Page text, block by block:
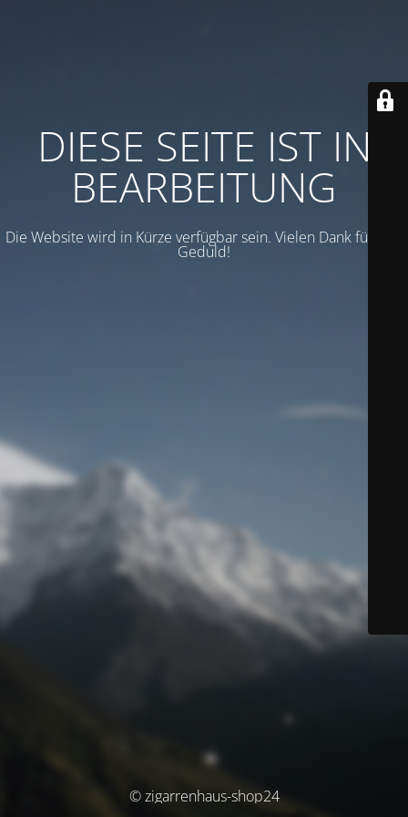
DIESE SEITE IST IN
BEARBEITUNG
Die Website wird in Kürze verfügbar sein. Vielen Dank für Ihre
Geduld!
© zigarrenhaus-shop24